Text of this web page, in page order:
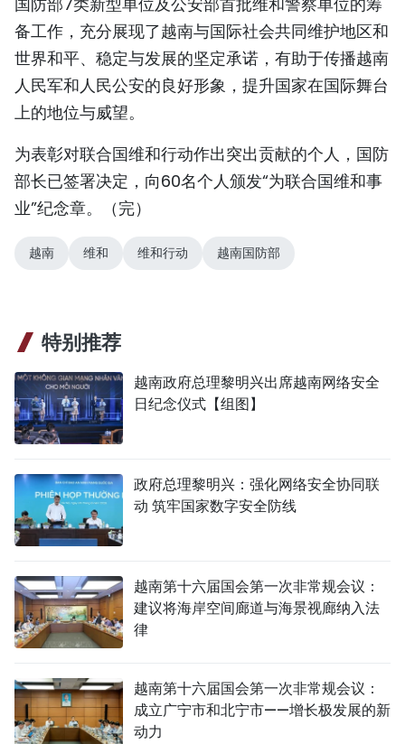
备工作，充分展现了越南与国际社会共同维护地区和
世界和平、稳定与发展的坚定承诺，有助于传播越南
人民军和人民公安的良好形象，提升国家在国际舞台
上的地位与威望。
为表彰对联合国维和行动作出突出贡献的个人，国防
部长已签署决定，向60名个人颁发“为联合国维和事
业”纪念章。（完）
越南 维和 维和行动 越南国防部
特别推荐
越南政府总理黎明兴出席越南网络安全
日纪念仪式【组图】
政府总理黎明兴：强化网络安全协同联
动 筑牢国家数字安全防线
越南第十六届国会第一次非常规会议：
建议将海岸空间廊道与海景视廊纳入法
律
越南第十六届国会第一次非常规会议：
成立广宁市和北宁市——增长极发展的新
动力